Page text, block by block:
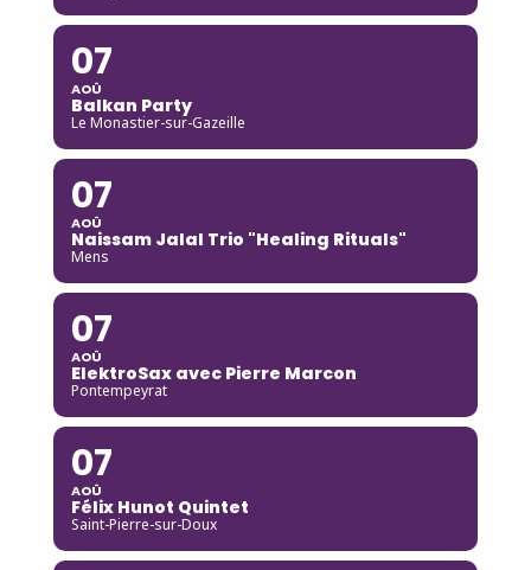
07
AOÛ
Balkan Party
Le Monastier-sur-Gazeille
07
AOÛ
Naissam Jalal Trio "Healing Rituals"
Mens
07
AOÛ
ElektroSax avec Pierre Marcon
Pontempeyrat
07
AOÛ
Félix Hunot Quintet
Saint-Pierre-sur-Doux